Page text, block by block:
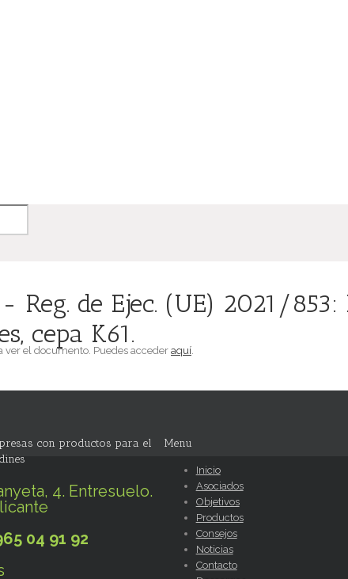
Reg. de Ejec. (UE) 2021/
cepa K61.
ver el documento. Puedes acceder aquí.
con productos para el
4. Entresuelo.
04 91 92
Menu
Inicio
Asociados
Objetivos
Productos
Consejos
Noticias
Contacto